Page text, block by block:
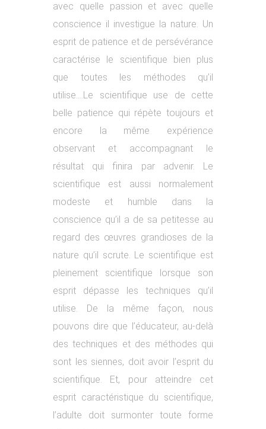
avec quelle passion et avec quelle
conscience il investigue la nature. Un
esprit de patience et de persévérance
caractérise le scientifique bien plus
que toutes les méthodes qu’il
utilise….Le scientifique use de cette
belle patience qui répète toujours et
encore la même expérience
observant et accompagnant le
résultat qui finira par advenir. Le
scientifique est aussi normalement
modeste et humble dans la
conscience qu’il a de sa petitesse au
regard des œuvres grandioses de la
nature qu’il scrute. Le scientifique est
pleinement scientifique lorsque son
esprit dépasse les techniques qu’il
utilise. De la même façon, nous
pouvons dire que l’éducateur, au-delà
des techniques et des méthodes qui
sont les siennes, doit avoir l’esprit du
scientifique. Et, pour atteindre cet
esprit caractéristique du scientifique,
l’adulte doit surmonter toute forme